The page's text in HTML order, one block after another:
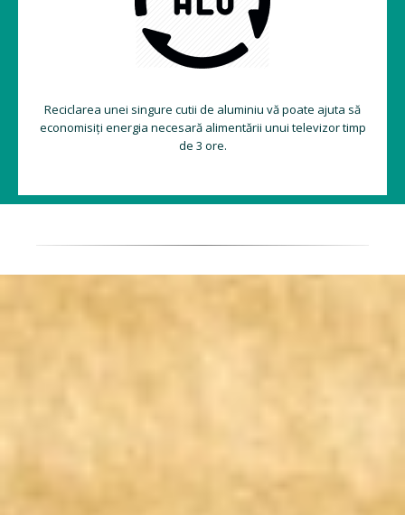
Reciclarea unei singure cutii de aluminiu vă poate ajuta să
economisiți energia necesară alimentării unui televizor timp
de 3 ore.